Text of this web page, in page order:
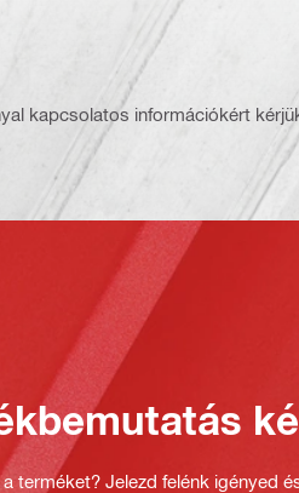
kapcsolatos információkért
terméket? Jelezd felénk igényed